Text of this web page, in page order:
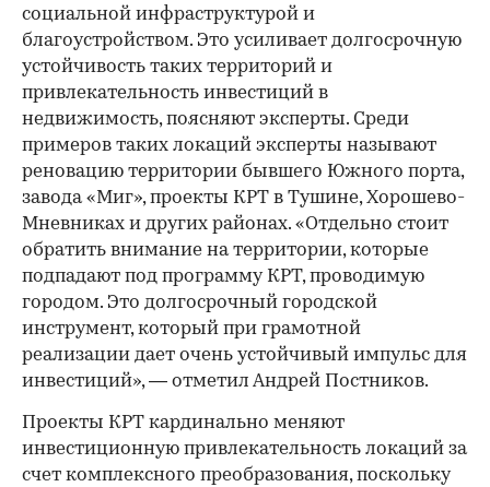
социальной инфраструктурой и
благоустройством. Это усиливает долгосрочную
устойчивость таких территорий и
привлекательность инвестиций в
недвижимость, поясняют эксперты. Среди
примеров таких локаций эксперты называют
реновацию территории бывшего Южного порта,
завода «Миг», проекты КРТ в Тушине, Хорошево-
Мневниках и других районах. «Отдельно стоит
обратить внимание на территории, которые
подпадают под программу КРТ, проводимую
городом. Это долгосрочный городской
инструмент, который при грамотной
реализации дает очень устойчивый импульс для
инвестиций», — отметил Андрей Постников.
Проекты КРТ кардинально меняют
инвестиционную привлекательность локаций за
счет комплексного преобразования, поскольку